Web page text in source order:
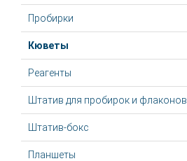
Пробирки
Кюветы
Реагенты
Штатив для пробирок и флаконов
Штатив-бокс
Планшеты